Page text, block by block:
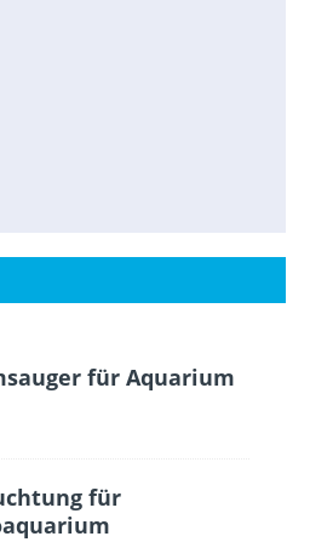
für Aquarium
für